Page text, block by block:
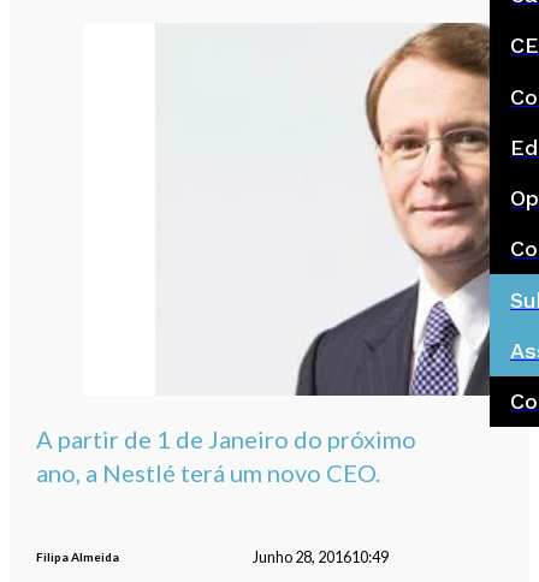
A partir de 1 de Janeiro do próximo
ano, a Nestlé terá um novo CEO.
Filipa Almeida Junho 28, 201610:49